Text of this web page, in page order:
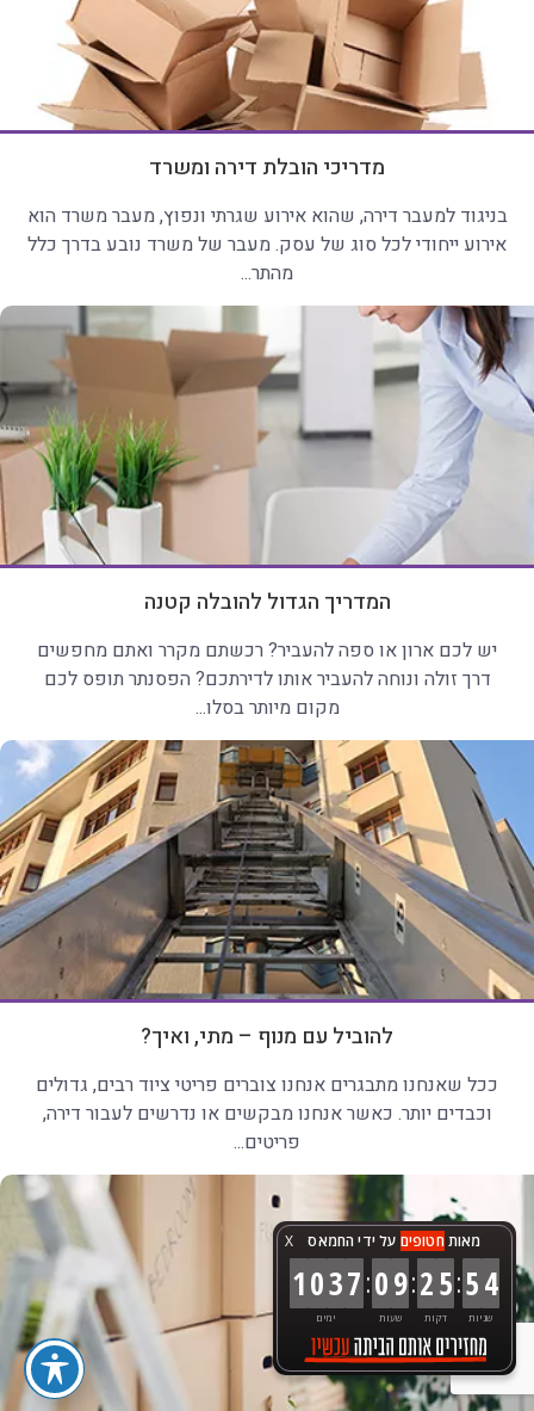
מדריכי הובלת דירה ומשרד
בניגוד למעבר דירה, שהוא אירוע שגרתי ונפוץ, מעבר משרד הוא
אירוע ייחודי לכל סוג של עסק. מעבר של משרד נובע בדרך כלל
מהתר...
המדריך הגדול להובלה קטנה
יש לכם ארון או ספה להעביר? רכשתם מקרר ואתם מחפשים
דרך זולה ונוחה להעביר אותו לדירתכם? הפסנתר תופס לכם
מקום מיותר בסלו...
להוביל עם מנוף – מתי, ואיך?
ככל שאנחנו מתבגרים אנחנו צוברים פריטי ציוד רבים, גדולים
וכבדים יותר. כאשר אנחנו מבקשים או נדרשים לעבור דירה,
פריטים...
X מאותחטופים על ידי החמאס
1037
ימים
:09
שעות
:25
דקות
:56
שניות